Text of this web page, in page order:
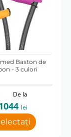
Baston de
- 3 culori
De la
lei